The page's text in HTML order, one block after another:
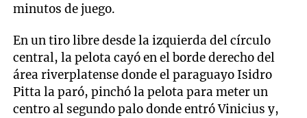
minutos de juego.
En un tiro libre desde la izquierda del círculo
central, la pelota cayó en el borde derecho del
área riverplatense donde el paraguayo Isidro
Pitta la paró, pinchó la pelota para meter un
centro al segundo palo donde entró Vinicius y,